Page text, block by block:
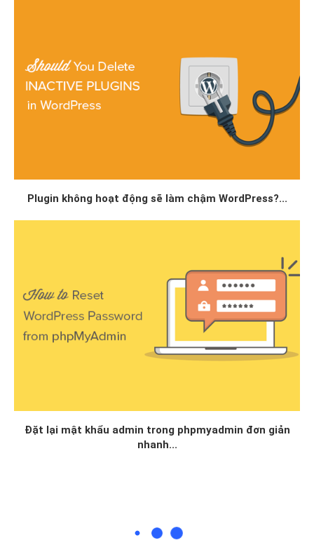
Plugin không hoạt động sẽ làm chậm WordPress?...
Đặt lại mật khẩu admin trong phpmyadmin đơn giản
nhanh...